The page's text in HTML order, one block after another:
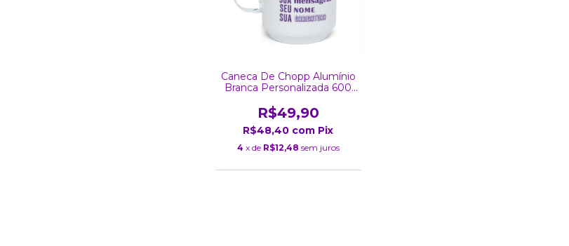
Caneca De Chopp Alumínio
Branca Personalizada 600
R$49,90
R$48,40 com Pix
4 x de R$12,48 sem juros